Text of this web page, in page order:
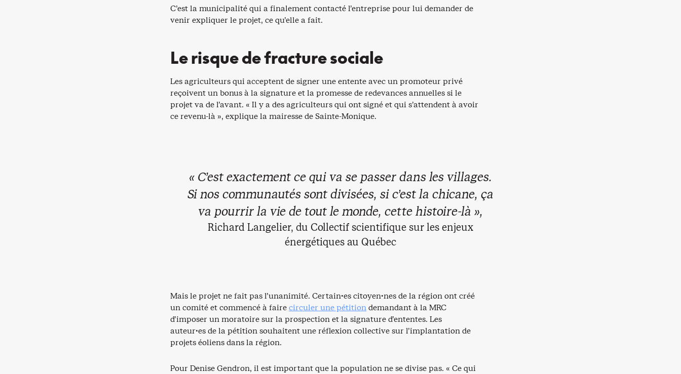
C’est la municipalité qui a finalement contacté l’entreprise pour lui demander de
venir expliquer le projet, ce qu’elle a fait.
Le risque de fracture sociale
Les agriculteurs qui acceptent de signer une entente avec un promoteur privé
reçoivent un bonus à la signature et la promesse de redevances annuelles si le
projet va de l’avant. « Il y a des agriculteurs qui ont signé et qui s’attendent à avoir
ce revenu-là », explique la mairesse de Sainte-Monique.
« C’est exactement ce qui va se passer dans les villages.
Si nos communautés sont divisées, si c’est la chicane, ça
va pourrir la vie de tout le monde, cette histoire-là »,
Richard Langelier, du Collectif scientifique sur les enjeux
énergétiques au Québec
Mais le projet ne fait pas l’unanimité. Certain·es citoyen·nes de la région ont créé
un comité et commencé à fairecirculer une pétitiondemandant à la MRC
d’imposer un moratoire sur la prospection et la signature d’ententes. Les
auteur·es de la pétition souhaitent une réflexion collective sur l’implantation de
projets éoliens dans la région.
Pour Denise Gendron, il est important que la population ne se divise pas. « Ce qui